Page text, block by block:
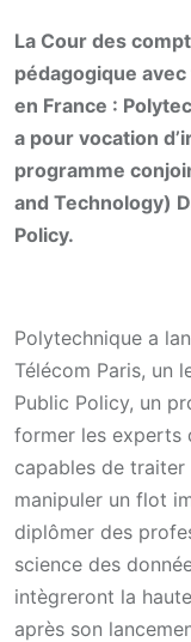
La Cour des
pédagogique
en France :
a pour vocation
programme
and Technology)
Policy.
Polytechnique a
Télécom Paris, un
Public Policy, un
former les experts
capables de
manipuler un flot
diplômer des
science des
intègreront la
après son